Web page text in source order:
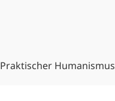
Praktischer Humanismus